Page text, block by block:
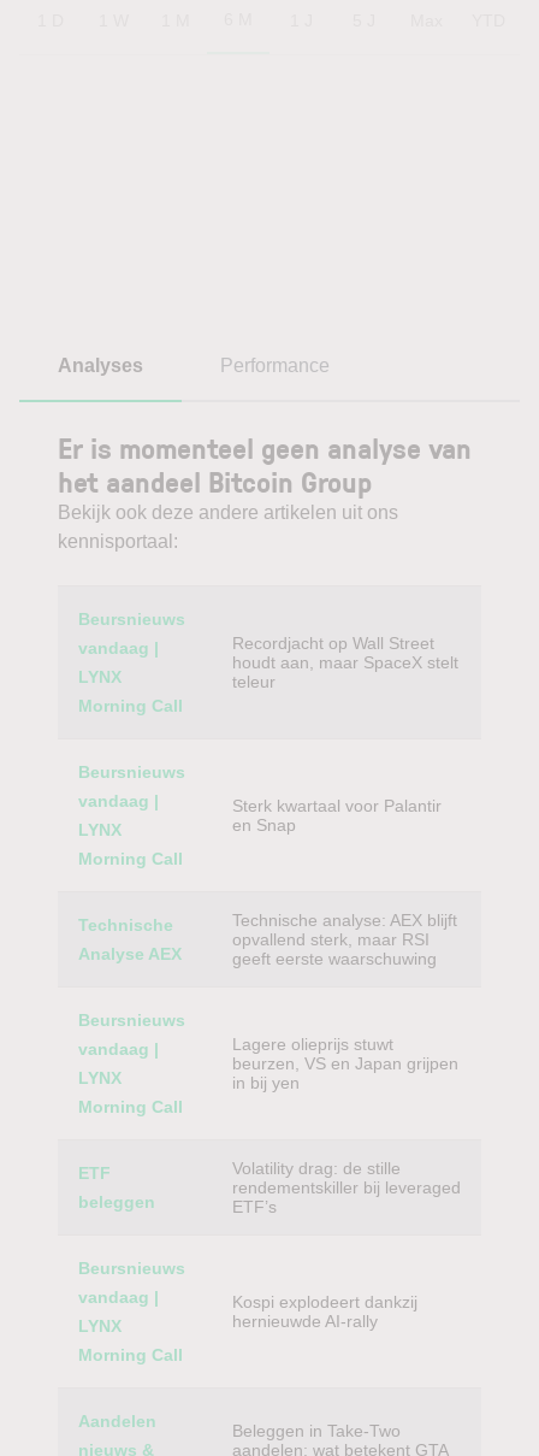
Analyses Performance
Er is momenteel geen analyse van
het aandeel Bitcoin Group
Bekijk ook deze andere artikelen uit ons
kennisportaal:
Category
Beursnieuws
vandaag |
LYNX
Morning Call
Recordjacht op Wall Street
houdt aan, maar SpaceX stelt
teleur
Beursnieuws
vandaag |
LYNX
Morning Call
Sterk kwartaal voor Palantir
en Snap
Technische
Analyse AEX
Technische analyse: AEX blijft
opvallend sterk, maar RSI
geeft eerste waarschuwing
Beursnieuws
vandaag |
LYNX
Morning Call
Lagere olieprijs stuwt
beurzen, VS en Japan grijpen
in bij yen
ETF
beleggen
Volatility drag: de stille
rendementskiller bij leveraged
ETF’s
Beursnieuws
vandaag |
LYNX
Morning Call
Kospi explodeert dankzij
hernieuwde AI-rally
Aandelen
nieuws &
Beleggen in Take-Two
aandelen: wat betekent GTA